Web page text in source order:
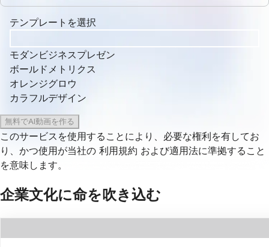
テンプレートを選択
モダンビジネスプレゼン
ボールドメトリクス
オレンジグロウ
カラフルデザイン
無料でAI動画を作る
このサービスを使用することにより、必要な権利を有してお
り、かつ使用が当社の 利用規約 および適用法に準拠すること
を意味します。
企業文化に命を吹き込む